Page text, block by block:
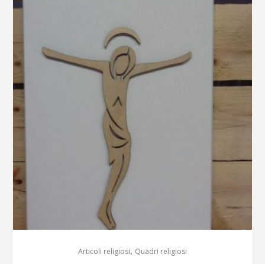
Articoli religiosi, Quadri religiosi